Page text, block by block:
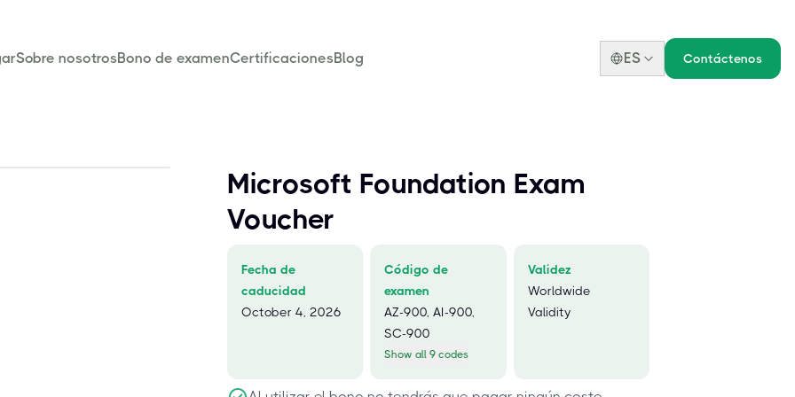
Sobre nosotrosBono de examenCertificacionesBlog ES Contáctenos
Microsoft Foundation Exam
Voucher
Fecha de
caducidad
October 4, 2026
Código de
examen
AZ-900, AI-900,
SC-900
Show all 9 codes
Validez
Worldwide
Validity